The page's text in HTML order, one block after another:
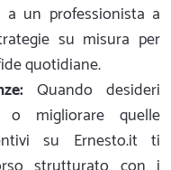
a un professionista a
su misura per
quotidiane.
Quando desideri
o migliorare quelle
su Ernesto.it ti